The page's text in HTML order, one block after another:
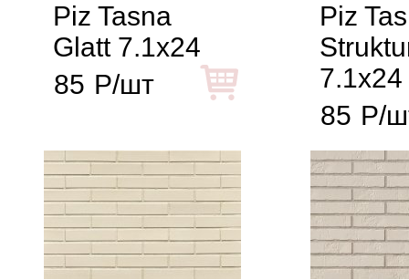
Piz Tasna
Glatt 7.1x24
85 Р/шт
Piz
7.1x24
85 Р/